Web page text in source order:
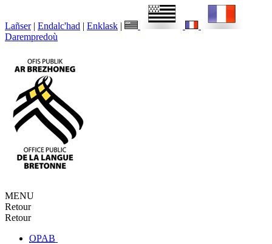
Lañser | Endalc'had | Enklask |
Darempredoù
MENU
Retour
Retour
OPAB